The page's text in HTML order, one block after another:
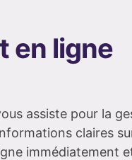
en ligne
assiste pour la
claires
immédiatement